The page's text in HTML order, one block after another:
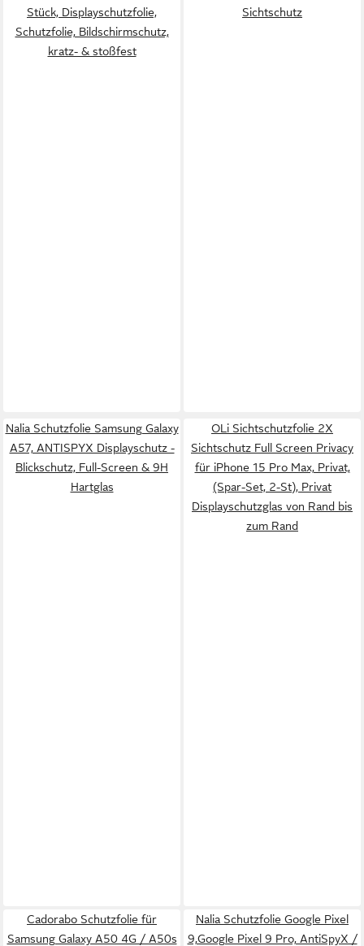
Stück, Displayschutzfolie,
Schutzfolie, Bildschirmschutz,
kratz- & stoßfest
Sichtschutz
Nalia Schutzfolie Samsung Galaxy
A57, ANTISPYX Displayschutz -
Blickschutz, Full-Screen & 9H
Hartglas
OLi Sichtschutzfolie 2X
Sichtschutz Full Screen Privacy
für iPhone 15 Pro Max, Privat,
(Spar-Set, 2-St), Privat
Displayschutzglas von Rand bis
zum Rand
Cadorabo Schutzfolie für
Samsung Galaxy A50 4G / A50s
Nalia Schutzfolie Google Pixel
9,Google Pixel 9 Pro, AntiSpyX /